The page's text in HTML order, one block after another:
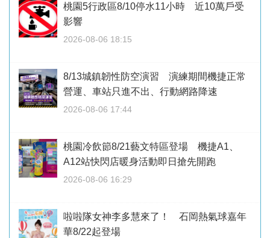
桃園5行政區8/10停水11小時 近10萬戶受
影響
2026-08-06 18:15
8/13城鎮韌性防空演習 演練期間機捷正常
營運、車站只進不出、行動網路降速
2026-08-06 17:44
桃園冷飲節8/21藝文特區登場 機捷A1、
A12站快閃店暖身活動即日搶先開跑
2026-08-06 16:29
啦啦隊女神李多慧來了！ 石岡熱氣球嘉年
華8/22起登場